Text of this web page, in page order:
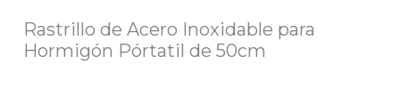
Rastrillo de Acero Inoxidable para
Hormigón Pórtatil de 50cm